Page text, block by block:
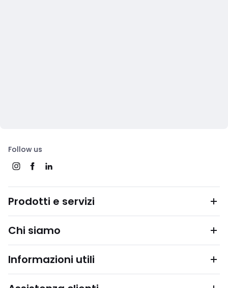
Follow us
Prodotti e servizi
Chi siamo
Informazioni utili